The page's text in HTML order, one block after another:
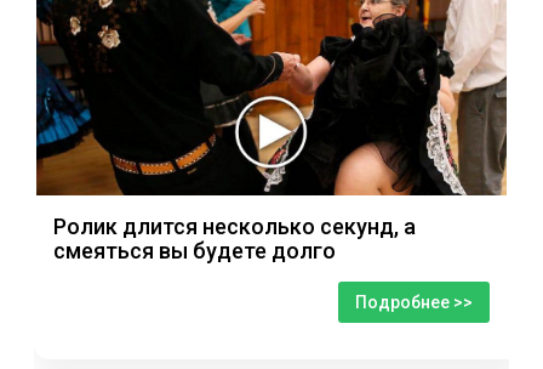
Ролик длится несколько секунд, а
смеяться вы будете долго
Подробнее >>